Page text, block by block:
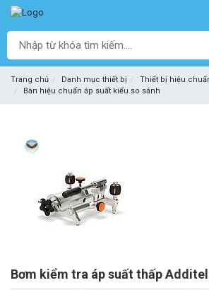
Trang chủ Danh mục thiết bị
Thiết bị hiệu
Bàn hiệu chuẩn áp suất kiểu so sánh
Bơm kiểm tra áp suất thấp